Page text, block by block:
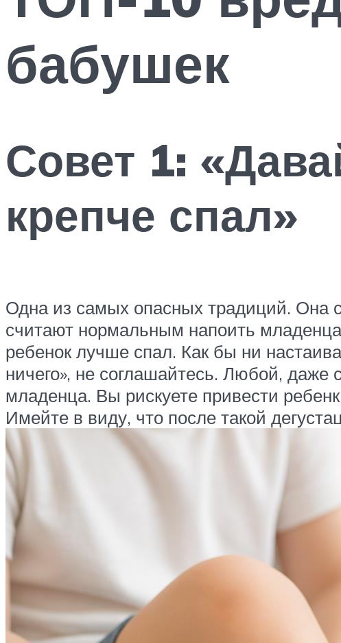
бабушек
Совет 1:
крепче спал»
Одна из самых опасных традиций. Она
считают нормальным напоить
ребенок лучше спал. Как бы ни
ничего», не соглашайтесь. Любой, даже
младенца. Вы рискуете привести
Имейте в виду, что после такой